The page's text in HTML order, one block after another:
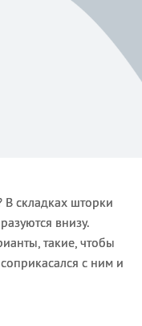
В складках шторки
внизу.
такие, чтобы
с ним и